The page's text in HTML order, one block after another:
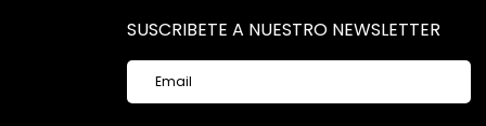
SUSCRIBETE A NUESTRO NEWSLETTER